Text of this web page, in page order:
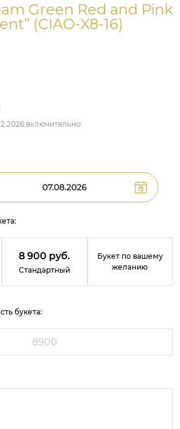
Green Red and Pink
(CIAO-X8-16)
включительно
8 900 руб.
Стандартный
Букет по вашему
желанию
букета: